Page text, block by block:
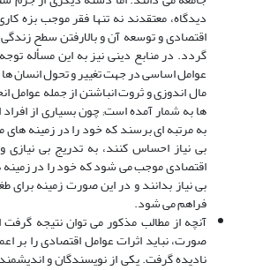
دیدگاه، معتقدند نه تنها فقر موجب بزه
اقتصادى و توسعه آن و بالارفتن سطح
گردد. در منابع دینى نیز به این مسأله
عوامل اساسى در جهت تغییر و تحول انسان
مال اندوزى و ثروت انباشتن از جمله عوامل
ها به شمار آمده است; چون بسیارى از افراد
به مرتبه اى برسند که خود را در زمینه هاى
بى نیاز احساس کنند، به تدریج بى نیازى
اقتصادى موجب مى شود که خود را در زمینه
بى نیاز بدانند و در این صورت زمینه براى
فراهم مى شود.
آنچه از مطالب مذکور مى توان نتیجه
صورت، نباید اثرات عوامل اقتصادى را بر
نادیده گرفت. یکى از نویسندگان و